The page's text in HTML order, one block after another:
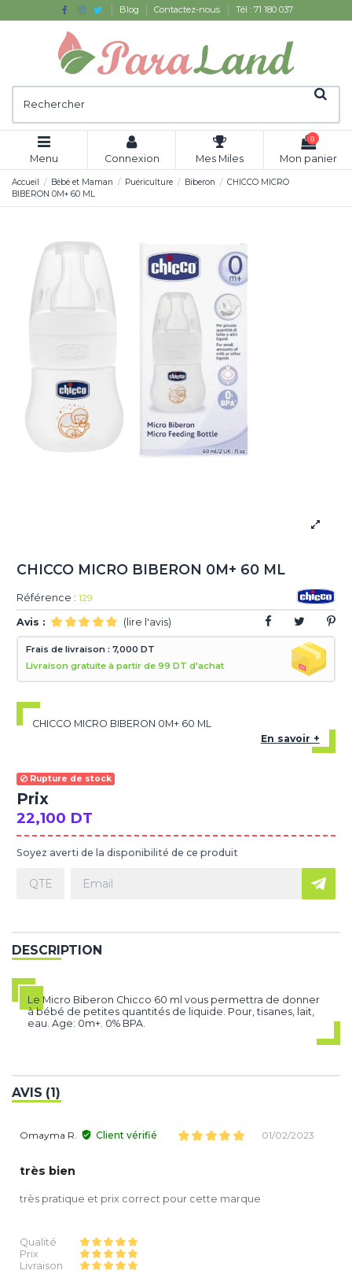
Blog Contactez-nous Tél : 71 180 037
Menu Connexion Mes Miles
0
Mon panier
Accueil Bébé et Maman Puériculture Biberon
CHICCO MICRO
BIBERON 0M+ 60 ML
CHICCO MICRO BIBERON 0M+ 60 ML
Référence : 129
Avis : (lire l'avis)
Frais de livraison : 7,000 DT
Livraison gratuite à partir de 99 DT d'achat
CHICCO MICRO BIBERON 0M+ 60 ML
En savoir +
Rupture de stock
Prix
22,100 DT
Soyez averti de la disponibilité de ce produit
DESCRIPTION
Le Micro Biberon Chicco 60 ml vous permettra de donner
à bébé de petites quantités de liquide. Pour, tisanes, lait,
eau. Age: 0m+. 0% BPA.
AVIS (1)
Omayma R. Client vérifié 01/02/2023
très bien
très pratique et prix correct pour cette marque
Qualité
Prix
Livraison